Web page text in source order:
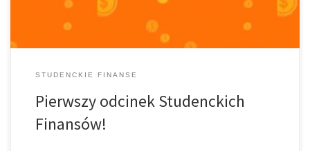
STUDENCKIE FINANSE
Pierwszy odcinek Studenckich
Finansów!